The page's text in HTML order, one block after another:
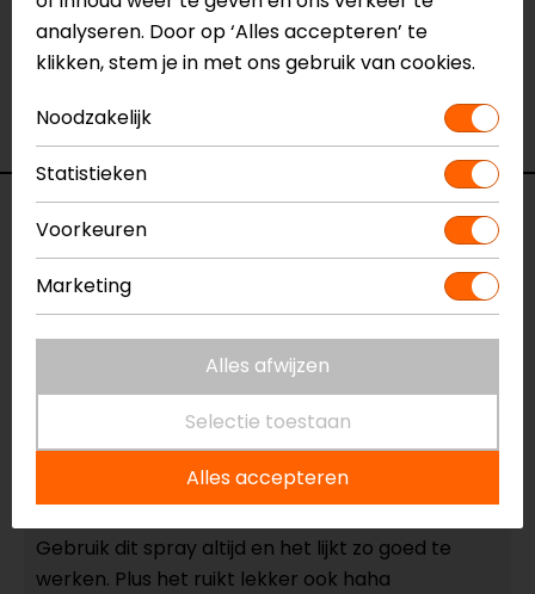
Naam
All-Weather Chain Lube 400ml
Kettingspray
Model
210 1126
Kleur
N.v.t.
Reviews (13)
28-05-2026
geen toelichting gegeven
- Boomgaard
10-04-2026
Gebruik dit spray altijd en het lijkt zo goed te
werken. Plus het ruikt lekker ook haha
analyseren. Door op ‘Alles accepteren’ te
klikken, stem je in met ons gebruik van cookies.
Noodzakelijk
Statistieken
Voorkeuren
Marketing
Alles afwijzen
Selectie toestaan
Alles accepteren